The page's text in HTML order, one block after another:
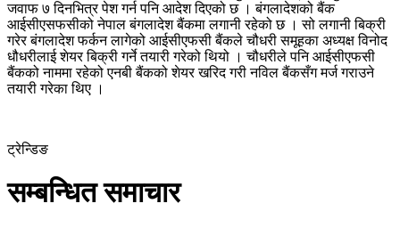
जवाफ ७ दिनभित्र पेश गर्न पनि आदेश दिएको छ । बंगलादेशको बैंक
आईसीएसफसीको नेपाल बंगलादेश बैंकमा लगानी रहेको छ । सो लगानी बिक्री
गरेर बंगलादेश फर्कन लागेको आईसीएफसी बैंकले चौधरी समूहका अध्यक्ष विनोद
धौधरीलाई शेयर बिक्री गर्ने तयारी गरेको थियो । चौधरीले पनि आईसीएफसी
बैंकको नाममा रहेको एनबी बैंकको शेयर खरिद गरी नविल बैंकसँग मर्ज गराउने
तयारी गरेका थिए ।
ट्रेन्डिङ
सम्बन्धित समाचार